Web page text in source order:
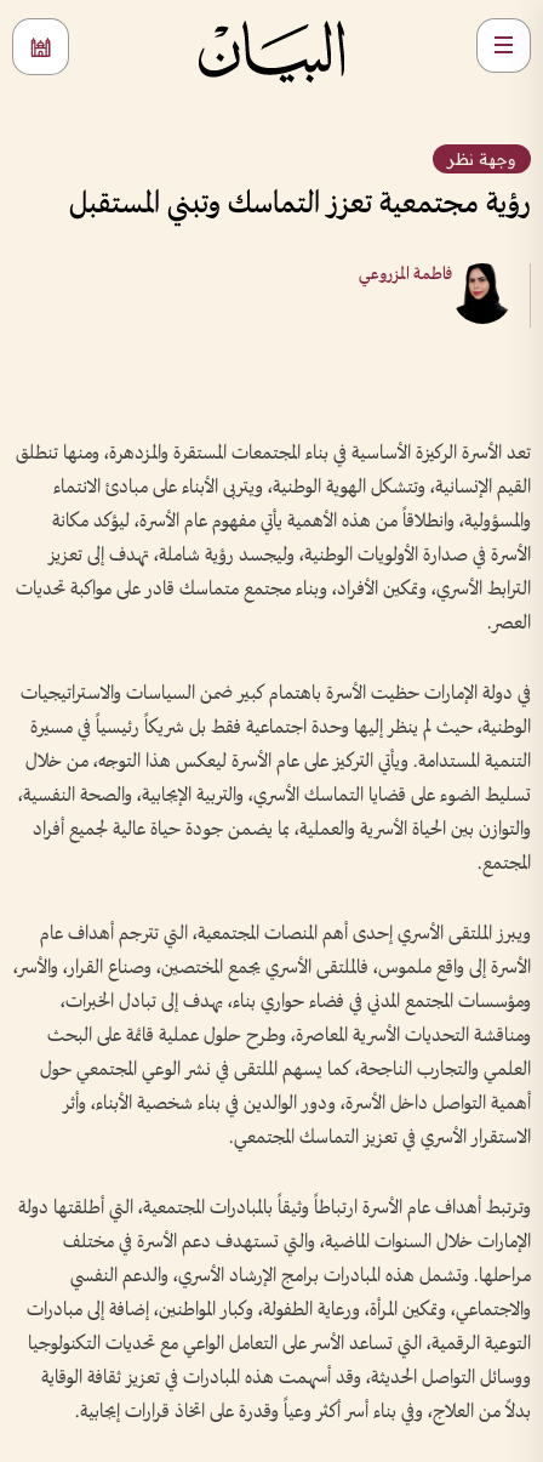
وجهة نظر
رؤية مجتمعية تعزز التماسك وتبني المستقبل
فاطمة المزروعي
تعد الأسرة الركيزة الأساسية في بناء المجتمعات المستقرة والمزدهرة، ومنها تنطلق
القيم الإنسانية، وتتشكل الهوية الوطنية، ويتربى الأبناء على مبادئ الانتماء
والمسؤولية، وانطلاقاً من هذه الأهمية يأتي مفهوم عام الأسرة، ليؤكد مكانة
الأسرة في صدارة الأولويات الوطنية، وليجسد رؤية شاملة، تهدف إلى تعزيز
الترابط الأسري، وتمكين الأفراد، وبناء مجتمع متماسك قادر على مواكبة تحديات
العصر.
في دولة الإمارات حظيت الأسرة باهتمام كبير ضمن السياسات والاستراتيجيات
الوطنية، حيث لم ينظر إليها وحدة اجتماعية فقط بل شريكاً رئيسياً في مسيرة
التنمية المستدامة. ويأتي التركيز على عام الأسرة ليعكس هذا التوجه، من خلال
تسليط الضوء على قضايا التماسك الأسري، والتربية الإيجابية، والصحة النفسية،
والتوازن بين الحياة الأسرية والعملية، بما يضمن جودة حياة عالية لجميع أفراد
المجتمع.
ويبرز الملتقى الأسري إحدى أهم المنصات المجتمعية، التي تترجم أهداف عام
الأسرة إلى واقع ملموس، فالملتقى الأسري يجمع المختصين، وصناع القرار، والأسر،
ومؤسسات المجتمع المدني في فضاء حواري بناء، يهدف إلى تبادل الخبرات،
ومناقشة التحديات الأسرية المعاصرة، وطرح حلول عملية قائمة على البحث
العلمي والتجارب الناجحة، كما يسهم الملتقى في نشر الوعي المجتمعي حول
أهمية التواصل داخل الأسرة، ودور الوالدين في بناء شخصية الأبناء، وأثر
الاستقرار الأسري في تعزيز التماسك المجتمعي.
وترتبط أهداف عام الأسرة ارتباطاً وثيقاً بالمبادرات المجتمعية، التي أطلقتها دولة
الإمارات خلال السنوات الماضية، والتي تستهدف دعم الأسرة في مختلف
مراحلها. وتشمل هذه المبادرات برامج الإرشاد الأسري، والدعم النفسي
والاجتماعي، وتمكين المرأة، ورعاية الطفولة، وكبار المواطنين، إضافة إلى مبادرات
التوعية الرقمية، التي تساعد الأسر على التعامل الواعي مع تحديات التكنولوجيا
ووسائل التواصل الحديثة، وقد أسهمت هذه المبادرات في تعزيز ثقافة الوقاية
بدلاً من العلاج، وفي بناء أسر أكثر وعياً وقدرة على اتخاذ قرارات إيجابية.